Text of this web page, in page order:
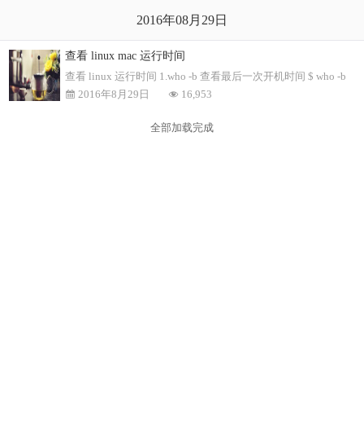
2016年08月29日
查看 linux mac 运行时间
查看 linux 运行时间 1.who -b 查看最后一次开机时间 $ who -
2016年8月29日
16,953
全部加载完成